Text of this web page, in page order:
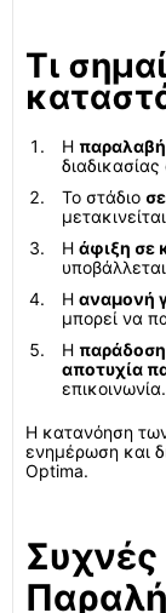
Τι
Η
Το στάδιο
Η άφιξη σε
Η αναμονή
μπορεί να
Η παράδοση
αποτυχία
επικοινωνία.
Η κατανόηση
ενημέρωση και
Optima.